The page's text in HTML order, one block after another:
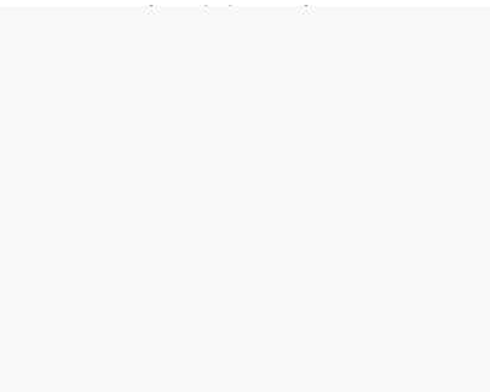
musique de la semaine